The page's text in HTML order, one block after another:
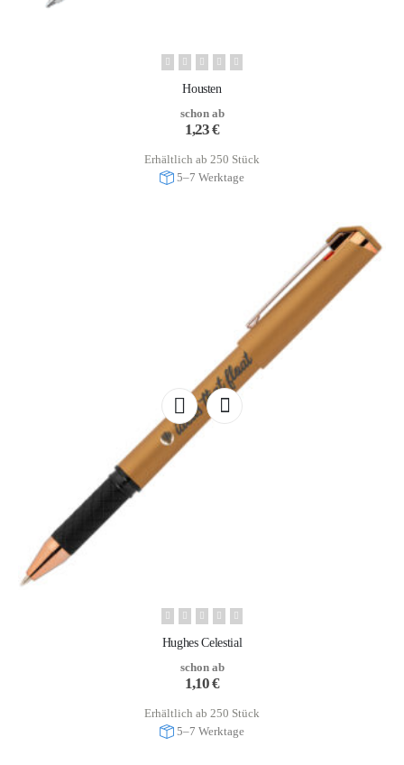
Housten
schon ab
1,23€
Erhältlich ab 250 Stück
5–7 Werktage
Hughes Celestial
schon ab
1,10€
Erhältlich ab 250 Stück
5–7 Werktage